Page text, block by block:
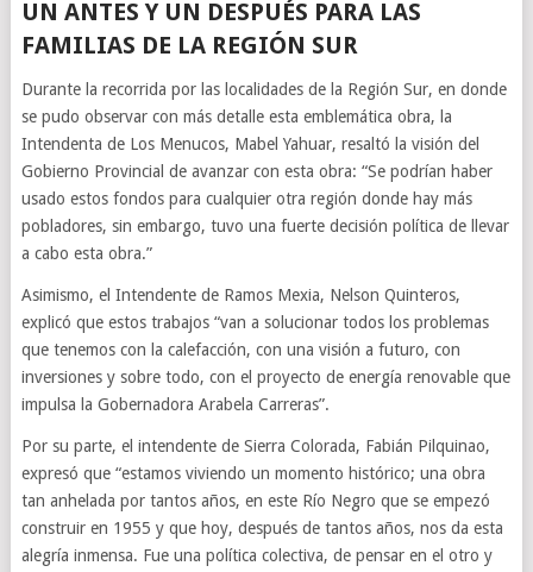
UN ANTES Y UN DESPUÉS PARA LAS
FAMILIAS DE LA REGIÓN SUR
Durante la recorrida por las localidades de la Región Sur, en donde
se pudo observar con más detalle esta emblemática obra, la
Intendenta de Los Menucos, Mabel Yahuar, resaltó la visión del
Gobierno Provincial de avanzar con esta obra: “Se podrían haber
usado estos fondos para cualquier otra región donde hay más
pobladores, sin embargo, tuvo una fuerte decisión política de llevar
a cabo esta obra.”
Asimismo, el Intendente de Ramos Mexia, Nelson Quinteros,
explicó que estos trabajos “van a solucionar todos los problemas
que tenemos con la calefacción, con una visión a futuro, con
inversiones y sobre todo, con el proyecto de energía renovable que
impulsa la Gobernadora Arabela Carreras”.
Por su parte, el intendente de Sierra Colorada, Fabián Pilquinao,
expresó que “estamos viviendo un momento histórico; una obra
tan anhelada por tantos años, en este Río Negro que se empezó
construir en 1955 y que hoy, después de tantos años, nos da esta
alegría inmensa. Fue una política colectiva, de pensar en el otro y